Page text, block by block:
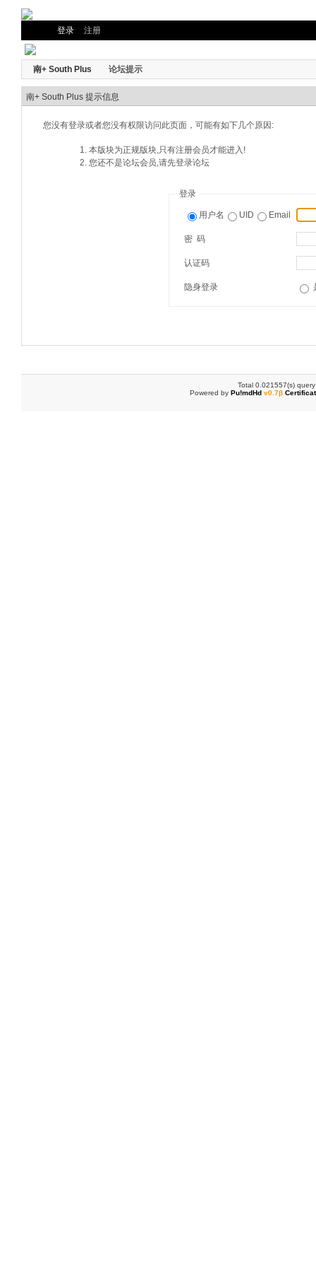
登录 注册
南+ South Plus 论坛提示
南+ South Plus 提示信息
您没有登录或者您没有权限访问此页面，可能有如下几个原因:
本版块为正规版块,只有注册会员才能进入!
您还不是论坛会员,请先登录论坛
登录
用户名 UID Email
密 码
认证码
隐身登录
Total 0.021557(s)
Powered by Pu!mdHd v0.7β